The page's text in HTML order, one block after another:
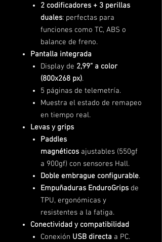
2 codificadores + 3 perillas
duales: perfectas para
funciones como TC, ABS o
balance de freno.
Pantalla integrada
Display de 2,99” a color
(800x268 px).
5 páginas de telemetría.
Muestra el estado de remapeo
en tiempo real.
Levas y grips
Paddles
magnéticos ajustables (550gf
a 900gf) con sensores Hall.
Doble embrague configurable.
Empuñaduras EnduroGrips de
TPU, ergonómicas y
resistentes a la fatiga.
Conectividad y compatibilidad
Conexión USB directa a PC.